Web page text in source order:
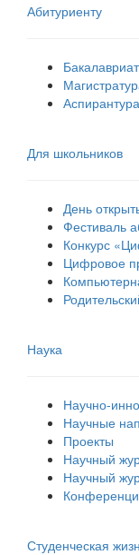
Абитуриенту
Бакалавриат
Аспирантура
Для школьников
День
Фестиваль
Конкурс
Цифровое
Наука
Научно-
Научные
Проекты
Научный
Научный
Студенческая